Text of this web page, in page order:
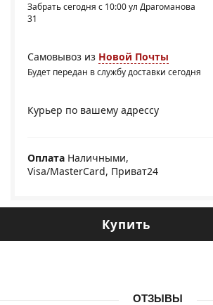
Забрать сегодня с 10:00 ул Драгоманова
31
Самовывоз из Новой Почты
Будет передан в службу доставки сегодня
Курьер по вашему адрессу
Оплата Наличными,
Visa/MasterCard, Приват24
Купить
ОТЗЫВЫ